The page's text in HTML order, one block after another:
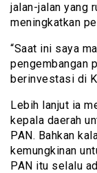
jalan-jalan yang
meningkatkan
“Saat ini saya
pengembangan
berinvestasi di
Lebih lanjut ia
kepala daerah
PAN. Bahkan
kemungkinan
PAN itu selalu